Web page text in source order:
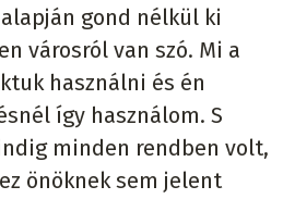
gond nélkül ki
városról van szó. Mi a
használni és én
így használom. S
minden rendben volt,
önöknek sem jelent